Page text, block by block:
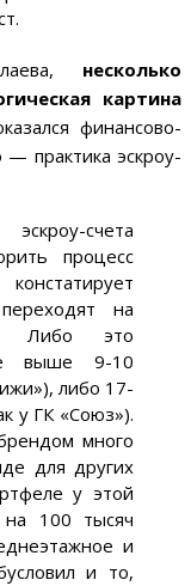
несколько
картина
финансово-
практика эскроу-
счета
процесс
на
Либо это
выше 9-10
либо 17-
у ГК «Союз»).
много
для других
у этой
100 тысяч
и
и то,